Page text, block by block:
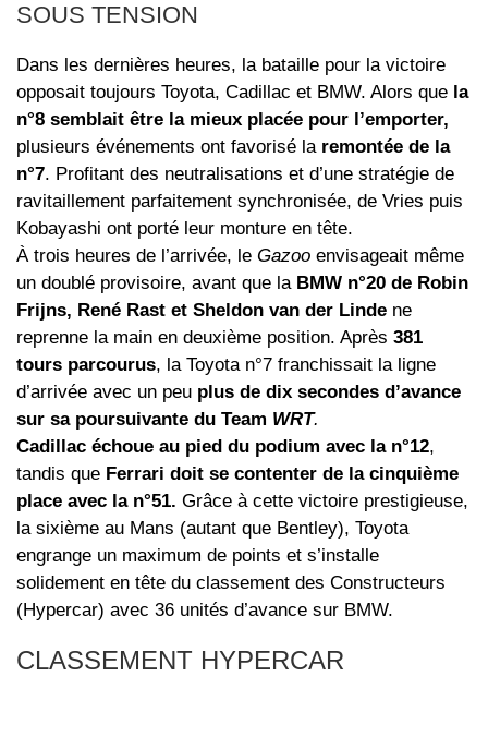
SOUS TENSION
Dans les dernières heures, la bataille pour la victoire
opposait toujours Toyota, Cadillac et BMW. Alors que la
n°8 semblait être la mieux placée pour l’emporter,
plusieurs événements ont favorisé la remontée de la
n°7. Profitant des neutralisations et d’une stratégie de
ravitaillement parfaitement synchronisée, de Vries puis
Kobayashi ont porté leur monture en tête.
À trois heures de l’arrivée, le Gazoo envisageait même
un doublé provisoire, avant que la BMW n°20 de Robin
Frijns, René Rast et Sheldon van der Linde ne
reprenne la main en deuxième position. Après 381
tours parcourus, la Toyota n°7 franchissait la ligne
d’arrivée avec un peu plus de dix secondes d’avance
sur sa poursuivante du Team WRT.
Cadillac échoue au pied du podium avec la n°12,
tandis que Ferrari doit se contenter de la cinquième
place avec la n°51. Grâce à cette victoire prestigieuse,
la sixième au Mans (autant que Bentley), Toyota
engrange un maximum de points et s’installe
solidement en tête du classement des Constructeurs
(Hypercar) avec 36 unités d’avance sur BMW.
CLASSEMENT HYPERCAR